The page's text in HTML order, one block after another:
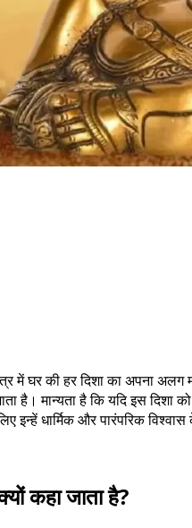
में घर की हर दिशा का अपना अलग
है। मान्यता है कि यदि इस दिशा
इन्हें धार्मिक और पारंपरिक
कहा जाता है?